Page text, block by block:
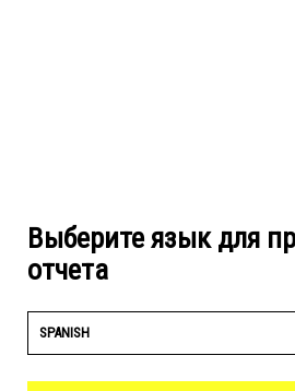
Выберите язык для
отчета
SPANISH